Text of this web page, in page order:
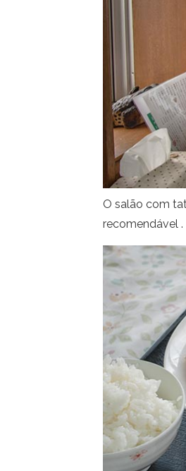
O salão com
recomendável .